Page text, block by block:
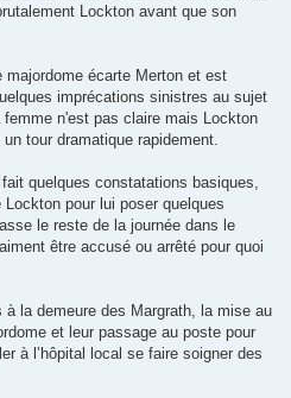
Lockton avant que son
écarte Merton et est
imprécations sinistres au sujet
n'est pas claire mais Lockton
tour dramatique rapidement.
quelques constatations basiques,
pour lui poser quelques
le reste de la journée dans le
être accusé ou arrêté pour quoi
la demeure des Margrath, la mise au
et leur passage au poste pour
à l’hôpital local se faire soigner des